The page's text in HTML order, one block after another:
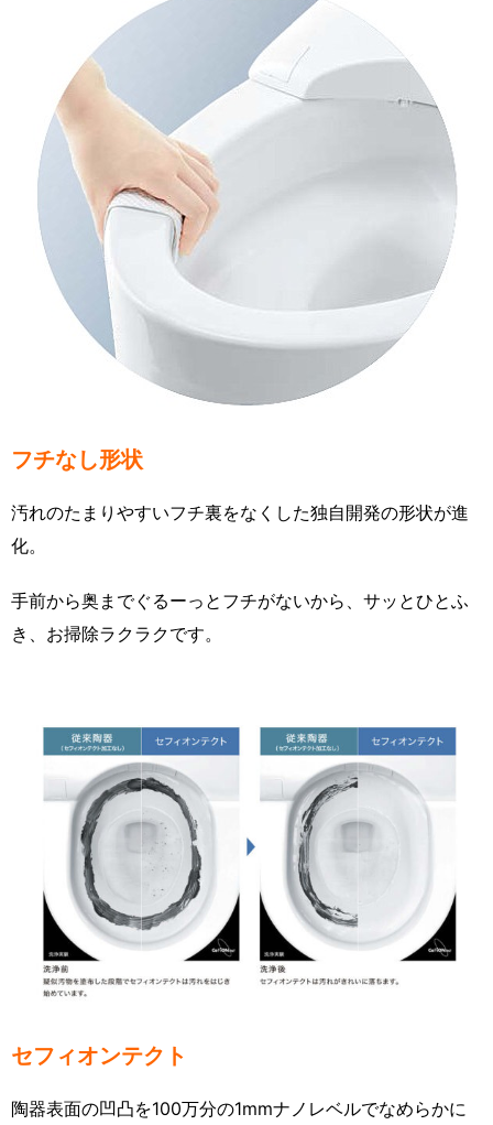
フチなし形状
汚れのたまりやすいフチ裏をなくした独自開発の形状が進
化。
手前から奥までぐるーっとフチがないから、サッとひとふ
き、お掃除ラクラクです。
セフィオンテクト
陶器表面の凹凸を100万分の1mmナノレベルでなめらかに